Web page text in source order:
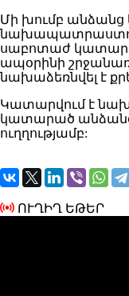
Մի խումբ անձանց
սաբոտաժ
ապօրինի
նախաձեռնվել է
Կատարվում է
կատարած անձանց
ուղղությամբ:
ՈՒՂԻՂ ԵԹԵՐ